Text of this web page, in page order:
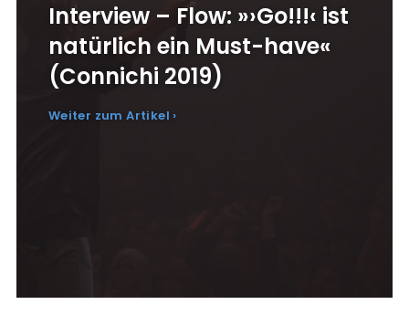
Interview – Flow: »›Go!!!‹ ist
natürlich ein Must-have«
(Connichi 2019)
Weiter zum Artikel ›